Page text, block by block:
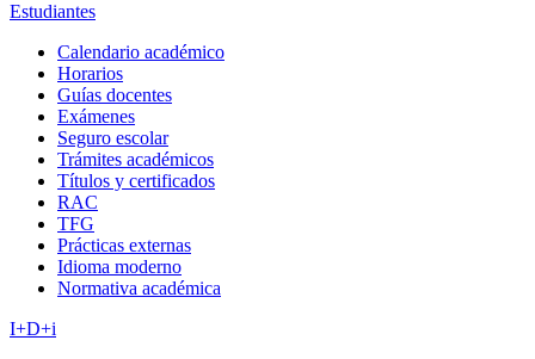
Estudiantes
Calendario académico
Horarios
Guías docentes
Exámenes
Seguro escolar
Trámites académicos
Títulos y certificados
RAC
TFG
Prácticas externas
Idioma moderno
Normativa académica
I+D+i